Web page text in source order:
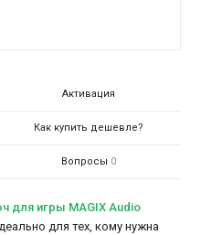
Активация
Как купить дешевле?
Вопросы 0
для игры MAGIX Audio
для тех, кому нужна